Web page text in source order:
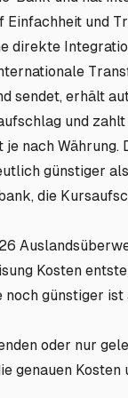
Einfachheit und
direkte
sendet, erhält
und
nach Währung.
günstiger
die
Kosten
noch günstiger
oder nur
genauen